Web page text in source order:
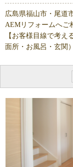
広島県福山市・尾道
AEMリフォームへご
【お客様目線で考
面所・お風呂・玄関）